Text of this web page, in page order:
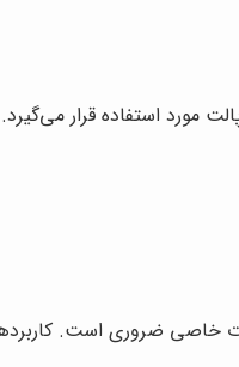
مورد استفاده قرار
خاصی ضروری است.